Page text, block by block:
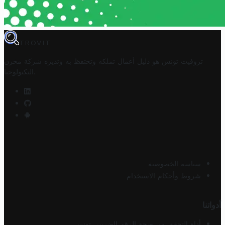
TROVIT
تروفيت تونس هو دليل أعمال تملكه وتحتفظ به وتديره
شركة مخزن
التكنولوجيا
سياسة الخصوصية
شروط وأحكام الاستخدام
أدواتنا